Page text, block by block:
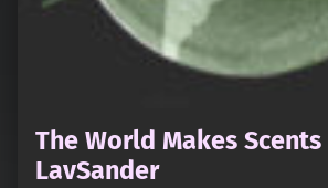
The World Makes Scents
LavSander